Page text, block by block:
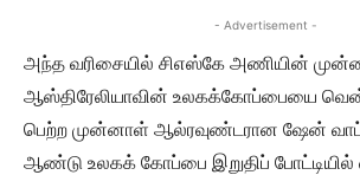
- Advertisement -
அந்த வரிசையில் சிஎஸ்கே அணியின்
ஆஸ்திரேலியாவின் உலகக்கோப்பையை
பெற்ற முன்னாள் ஆல்ரவுண்டரான ஷேன்
ஆண்டு உலகக் கோப்பை இறுதிப் போட்டியில்